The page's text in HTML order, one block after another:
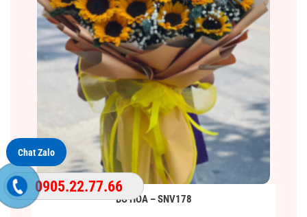
BÓ HOA – SNV178
Chat Zalo
0905.22.77.66